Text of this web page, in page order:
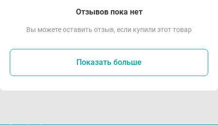
Отзывов пока нет
Вы можете оставить отзыв, если купили этот товар
Показать больше